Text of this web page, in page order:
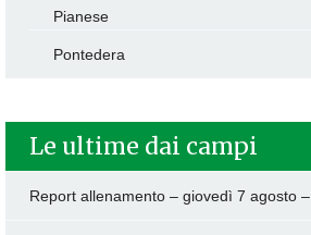
Pianese
Pontedera
Le ultime dai campi
Report allenamento – giovedì 7 agosto –